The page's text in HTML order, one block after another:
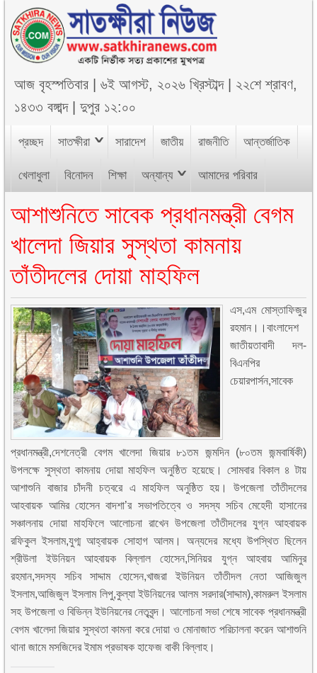
আজবৃহস্পতিবার |৬ই আগস্ট, ২০২৬ খ্রিস্টাব্দ| ২২শে শ্রাবণ,
১৪৩৩ বঙ্গাব্দ|দুপুর ১২:০০
প্রচ্ছদ সাতক্ষীরা সারাদেশ জাতীয় রাজনীতি আন্তর্জাতিক
খেলাধুলা বিনোদন শিক্ষা অন্যান্য আমাদের পরিবার
আশাশুনিতে সাবেক প্রধানমন্ত্রী বেগম
খালেদা জিয়ার সুস্থতা কামনায়
তাঁতীদলের দোয়া মাহফিল
এস,এম মোস্তাফিজুর
রহমান।।বাংলাদেশ
জাতীয়তাবাদী দল-
বিএনপির
চেয়ারপার্সন,সাবেক
প্রধানমন্ত্রী,দেশনেত্রী বেগম খালেদা জিয়ার ৮১তম জন্মদিন (৮০তম জন্মবার্ষিকী)
উপলক্ষে সুস্থতা কামনায় দোয়া মাহফিল অনুষ্ঠিত হয়েছে। সোমবার বিকাল ৪ টায়
আশাশুনি বাজার চাঁদনী চত্বরে এ মাহফিল অনুষ্ঠিত হয়। উপজেলা তাঁতীদলের
আহবায়ক আমির হোসেন বাদশা’র সভাপতিত্বে ও সদস্য সচিব মেহেদী হাসানের
সঞ্চালনায় দোয়া মাহফিলে আলোচনা রাখেন উপজেলা তাঁতীদলের যুগ্ন আহবায়ক
রফিকুল ইসলাম,যুগ্ম আহ্বায়ক সোহাগ আলম। অন্যদের মধ্যে উপস্থিত ছিলেন
শ্রীউলা ইউনিয়ন আহবায়ক বিল্লাল হোসেন,সিনিয়র যুগ্ন আহবায় আমিনুর
রহমান,সদস্য সচিব সাদ্দাম হোসেন,খাজরা ইউনিয়ন তাঁতীদল নেতা আজিজুল
ইসলাম,আজিজুল ইসলাম লিপু,কুল্যা ইউনিয়নের আলম সরদার(সাদ্দাম),কামরুল ইসলাম
সহ উপজেলা ও বিভিন্ন ইউনিয়নের নেতৃবৃন্দ। আলোচনা সভা শেষে সাবেক প্রধানমন্ত্রী
বেগম খালেদা জিয়ার সুস্থতা কামনা করে দোয়া ও মোনাজাত পরিচালনা করেন আশাশুনি
থানা জামে মসজিদের ইমাম প্রভাষক হাফেজ বাকী বিল্লাহ।